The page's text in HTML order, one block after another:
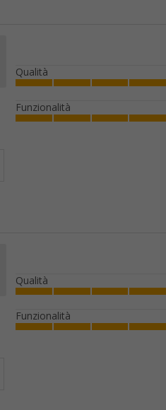
Qualità
Funzionalità
Qualità
Funzionalità